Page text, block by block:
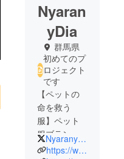
Nyaran
yDia
群馬県
初めてのプ
ロジェクト
です
【ペットの
命を救う
服】ペット
服ブランド
の
NyaranyDia
https://www.instagram.com/nyaranydia/